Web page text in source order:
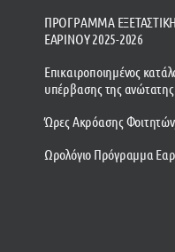
ΠΡΟΓΡΑΜΜΑ
ΕΑΡΙΝΟΥ 2025-2026
Επικαιροποιημένος
υπέρβασης της ανώτατης
Ώρες Ακρόασης
Ωρολόγιο Πρόγραμμα